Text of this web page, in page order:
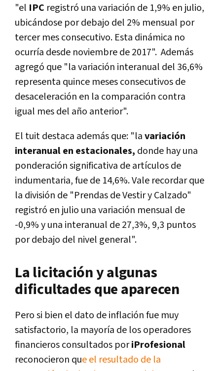
"el IPC registró una variación de 1,9% en julio,
ubicándose por debajo del 2% mensual por
tercer mes consecutivo. Esta dinámica no
ocurría desde noviembre de 2017".Además
agregó que "la variación interanual del 36,6%
representa quince meses consecutivos de
desaceleración en la comparación contra
igual mes del año anterior".
El tuit destaca además que: "lavariación
interanual en estacionales, donde hay una
ponderación significativa de artículos de
indumentaria, fue de 14,6%. Vale recordar que
la división de "Prendas de Vestir y Calzado"
registró en julio una variación mensual de
-0,9% y una interanual de 27,3%, 9,3 puntos
por debajo del nivel general".
La licitación y algunas
dificultades que aparecen
Pero si bien el dato de inflación fue muy
satisfactorio, la mayoría de los operadores
financieros consultados poriProfesional
reconocieron que el resultado de la